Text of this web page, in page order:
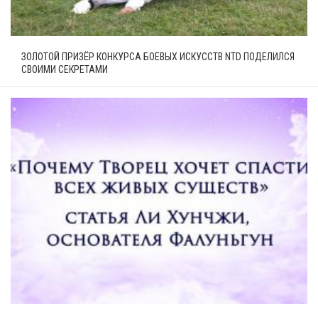
ЗОЛОТОЙ ПРИЗЁР КОНКУРСА БОЕВЫХ ИСКУССТВ NTD ПОДЕЛИЛСЯ
СВОИМИ СЕКРЕТАМИ